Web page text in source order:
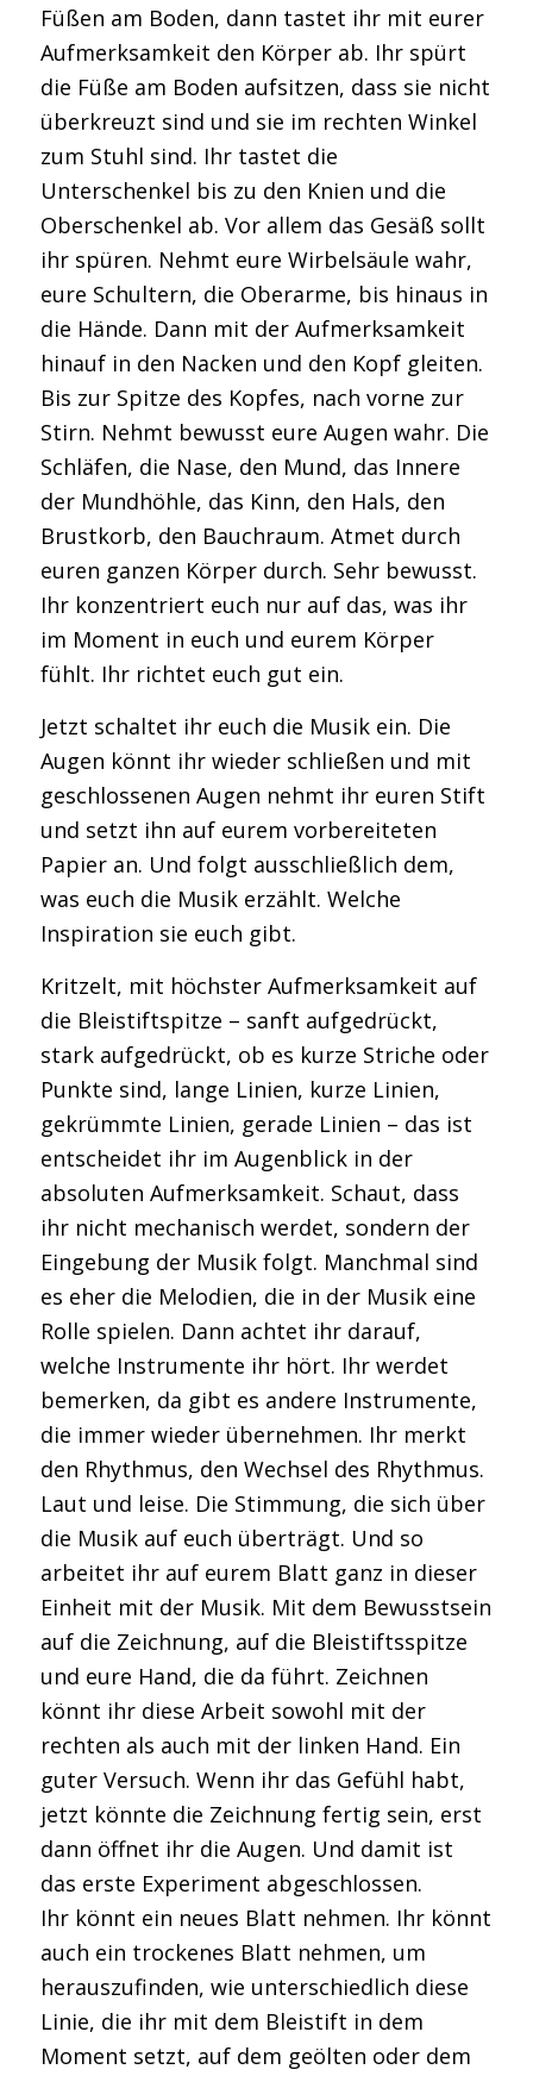
Füßen am Boden, dann tastet ihr mit eurer
Aufmerksamkeit den Körper ab. Ihr spürt
die Füße am Boden aufsitzen, dass sie nicht
überkreuzt sind und sie im rechten Winkel
zum Stuhl sind. Ihr tastet die
Unterschenkel bis zu den Knien und die
Oberschenkel ab. Vor allem das Gesäß sollt
ihr spüren. Nehmt eure Wirbelsäule wahr,
eure Schultern, die Oberarme, bis hinaus in
die Hände. Dann mit der Aufmerksamkeit
hinauf in den Nacken und den Kopf gleiten.
Bis zur Spitze des Kopfes, nach vorne zur
Stirn. Nehmt bewusst eure Augen wahr. Die
Schläfen, die Nase, den Mund, das Innere
der Mundhöhle, das Kinn, den Hals, den
Brustkorb, den Bauchraum. Atmet durch
euren ganzen Körper durch. Sehr bewusst.
Ihr konzentriert euch nur auf das, was ihr
im Moment in euch und eurem Körper
fühlt. Ihr richtet euch gut ein.
Jetzt schaltet ihr euch die Musik ein. Die
Augen könnt ihr wieder schließen und mit
geschlossenen Augen nehmt ihr euren Stift
und setzt ihn auf eurem vorbereiteten
Papier an. Und folgt ausschließlich dem,
was euch die Musik erzählt. Welche
Inspiration sie euch gibt.
Kritzelt, mit höchster Aufmerksamkeit auf
die Bleistiftspitze – sanft aufgedrückt,
stark aufgedrückt, ob es kurze Striche oder
Punkte sind, lange Linien, kurze Linien,
gekrümmte Linien, gerade Linien – das ist
entscheidet ihr im Augenblick in der
absoluten Aufmerksamkeit. Schaut, dass
ihr nicht mechanisch werdet, sondern der
Eingebung der Musik folgt. Manchmal sind
es eher die Melodien, die in der Musik eine
Rolle spielen. Dann achtet ihr darauf,
welche Instrumente ihr hört. Ihr werdet
bemerken, da gibt es andere Instrumente,
die immer wieder übernehmen. Ihr merkt
den Rhythmus, den Wechsel des Rhythmus.
Laut und leise. Die Stimmung, die sich über
die Musik auf euch überträgt. Und so
arbeitet ihr auf eurem Blatt ganz in dieser
Einheit mit der Musik. Mit dem Bewusstsein
auf die Zeichnung, auf die Bleistiftsspitze
und eure Hand, die da führt. Zeichnen
könnt ihr diese Arbeit sowohl mit der
rechten als auch mit der linken Hand. Ein
guter Versuch. Wenn ihr das Gefühl habt,
jetzt könnte die Zeichnung fertig sein, erst
dann öffnet ihr die Augen. Und damit ist
das erste Experiment abgeschlossen.
Ihr könnt ein neues Blatt nehmen. Ihr könnt
auch ein trockenes Blatt nehmen, um
herauszufinden, wie unterschiedlich diese
Linie, die ihr mit dem Bleistift in dem
Moment setzt, auf dem geölten oder dem